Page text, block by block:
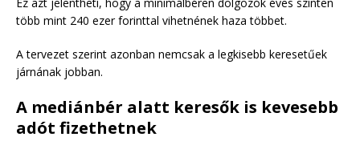
több mint 240 ezer forinttal vihetnének haza többet.
A tervezet szerint azonban nemcsak a legkisebb keresetűek
járnának jobban.
A mediánbér alatt keresők is kevesebb
adót fizethetnek